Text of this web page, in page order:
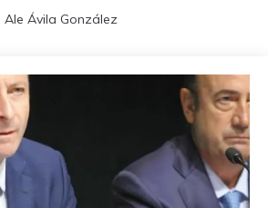
Ale Ávila González